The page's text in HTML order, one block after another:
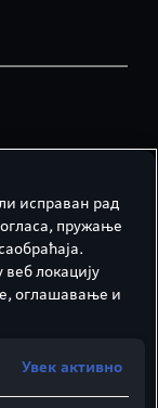
исправан рад
пружање
локацију
оглашавање и
Увек активно